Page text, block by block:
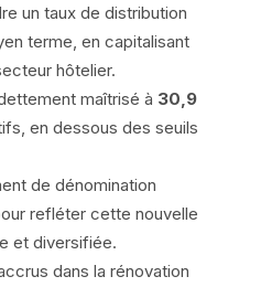
un taux de distribution
terme, en capitalisant
hôtelier.
maîtrisé à 30,9
en dessous des seuils
de dénomination
refléter cette nouvelle
et diversifiée.
dans la rénovation